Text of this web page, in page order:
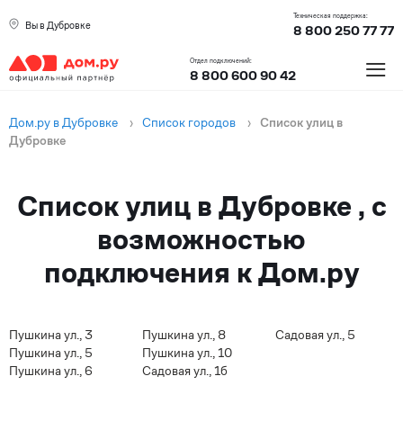
Вы в Дубровке
Техническая поддержка:
8 800 250 77 77
Отдел подключений:
8 800 600 90 42 ≡
Дом.ру в Дубровке › Список городов › Список улиц в
Дубровке
Список улиц в Дубровке , с
возможностью
подключения к Дом.ру
Пушкина ул., 3
Пушкина ул., 5
Пушкина ул., 6
Пушкина ул., 8
Пушкина ул., 10
Садовая ул., 1б
Садовая ул., 5